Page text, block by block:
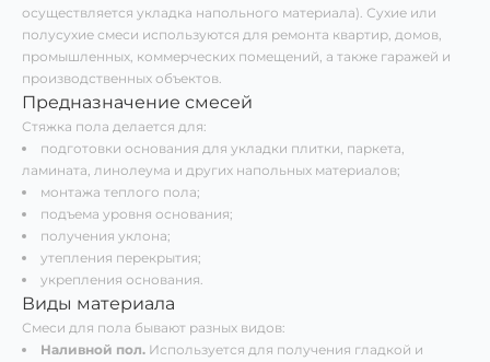
осуществляется укладка напольного материала). Сухие или
полусухие смеси используются для ремонта квартир, домов,
промышленных, коммерческих помещений, а также гаражей и
производственных объектов.
Предназначение смесей
Стяжка пола делается для:
подготовки основания для укладки плитки, паркета,
ламината, линолеума и других напольных материалов;
монтажа теплого пола;
подъема уровня основания;
получения уклона;
утепления перекрытия;
укрепления основания.
Виды материала
Смеси для пола бывают разных видов:
Наливной пол. Используется для получения гладкой и